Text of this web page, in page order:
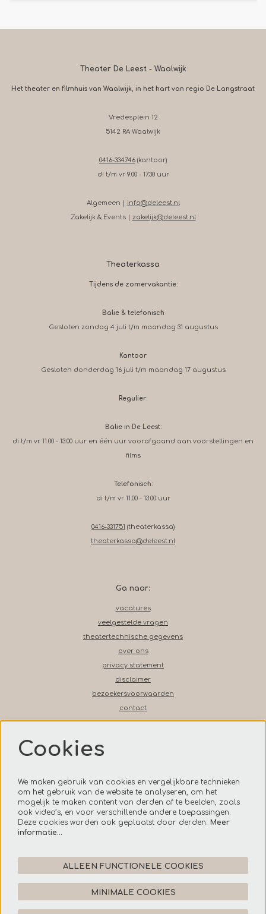
Theater De Leest - Waalwijk
Het theater en filmhuis van Waalwijk, in het hart van regio De Langstraat
Vredesplein 12
5142 RA Waalwijk
0416-334746 (kantoor)
di t/m vr 9.00 - 17.30 uur
Algemeen | info@deleest.nl
Zakelijk & Events | zakelijk@deleest.nl
Theaterkassa
Tijdens de zomervakantie:
Balie & telefonisch
Gesloten zondag 4 juli t/m maandag 31 augustus
Kantoor
Gesloten donderdag 16 juli t/m maandag 17 augustus
Regulier:
Balie in De Leest:
di t/m vr 11.00 - 13.00 uur en één uur voorafgaand aan voorstellingen en
films
Telefonisch:
di t/m vr 11.00 - 13.00 uur
0416-331751 (theaterkassa)
theaterkassa@deleest.nl
Ga naar:
vacatures
veelgestelde vragen
theatertechnische gegevens
over ons
privacy statement
disclaimer
bezoekersvoorwaarden
contact
Volg ons op social media
Onze nieuwsbrief
AANMELDEN
Cookies
We maken gebruik van cookies en vergelijkbare technieken
om het gebruik van de website te analyseren, om het
mogelijk te maken content van derden af te beelden, zoals
ook video’s, en voor verschillende andere toepassingen.
Deze cookies worden ook geplaatst door derden. Meer
informatie…
ALLEEN FUNCTIONELE COOKIES
MINIMALE COOKIES